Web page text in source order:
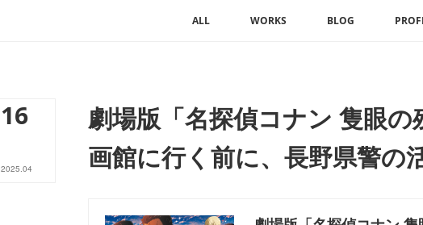
ALL WORKS BLOG
16
2025.04
劇場版「名探偵コナン 隻眼
画館に行く前に、長野県警の